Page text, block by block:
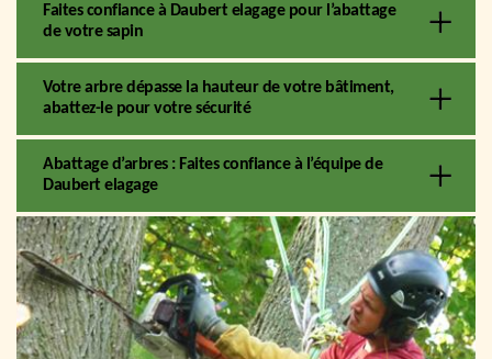
Faites confiance à Daubert elagage pour l’abattage
de votre sapin
Votre arbre dépasse la hauteur de votre bâtiment,
abattez-le pour votre sécurité
Abattage d’arbres : Faites confiance à l’équipe de
Daubert elagage